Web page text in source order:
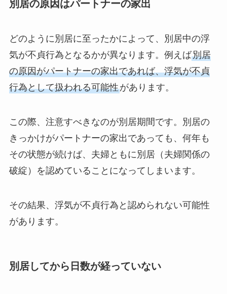
別居の原因はパートナーの家出
どのように別居に至ったかによって、別居中の浮
気が不貞行為となるかが異なります。例えば別居
の原因がパートナーの家出であれば、浮気が不貞
行為として扱われる可能性があります。
この際、注意すべきなのが別居期間です。別居の
きっかけがパートナーの家出であっても、何年も
その状態が続けば、夫婦ともに別居（夫婦関係の
破綻）を認めていることになってしまいます。
その結果、浮気が不貞行為と認められない可能性
があります。
別居してから日数が経っていない